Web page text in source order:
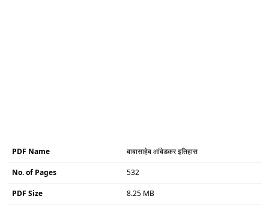
PDF Name बाबासाहेब आंबेडकर इतिहास
No. of Pages 532
PDF Size 8.25 MB